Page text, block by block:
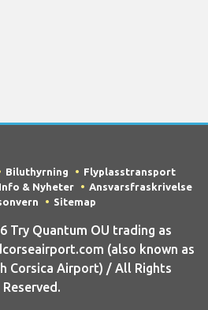
Biluthyrning
Flyplasstransport
Info & Nyheter
Ansvarsfraskrivelse
Sitemap
Try Quantum OU trading as
(also known as
Corsica Airport) / All Rights
Reserved.